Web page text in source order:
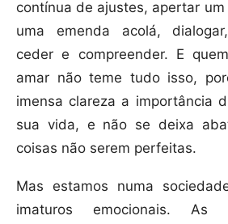
contínua de ajustes, apertar
uma emenda acolá,
ceder e compreender. E
amar não teme tudo isso,
imensa clareza a importância
sua vida, e não se deixa
coisas não serem perfeitas.
Mas estamos numa
imaturos emocionais. As